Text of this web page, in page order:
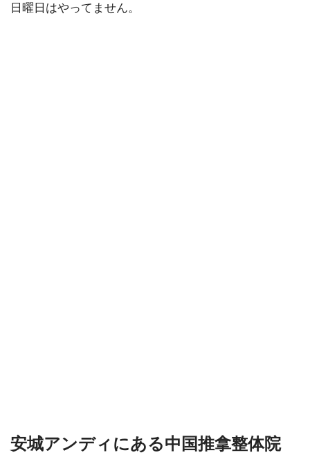
日曜日はやってません。
安城アンディにある中国推拿整体院